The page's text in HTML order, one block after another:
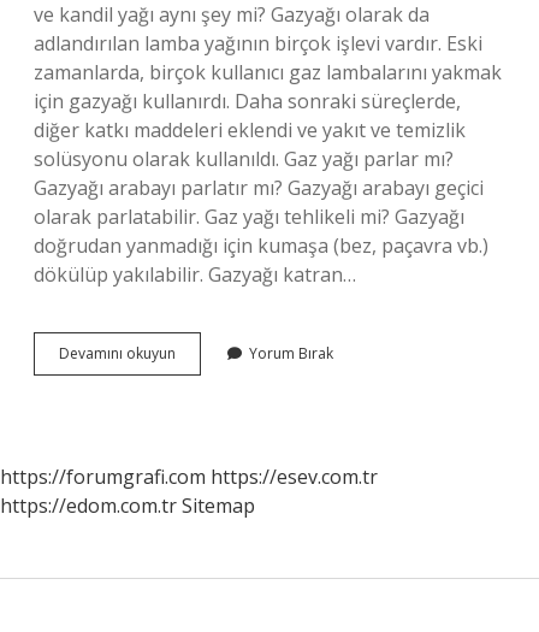
ve kandil yağı aynı şey mi? Gazyağı olarak da
adlandırılan lamba yağının birçok işlevi vardır. Eski
zamanlarda, birçok kullanıcı gaz lambalarını yakmak
için gazyağı kullanırdı. Daha sonraki süreçlerde,
diğer katkı maddeleri eklendi ve yakıt ve temizlik
solüsyonu olarak kullanıldı. Gaz yağı parlar mı?
Gazyağı arabayı parlatır mı? Gazyağı arabayı geçici
olarak parlatabilir. Gaz yağı tehlikeli mi? Gazyağı
doğrudan yanmadığı için kumaşa (bez, paçavra vb.)
dökülüp yakılabilir. Gazyağı katran…
Devamını okuyun
Yağı
Yorum Bırak
https://forumgrafi.com https://esev.com.tr
https://edom.com.trSitemap